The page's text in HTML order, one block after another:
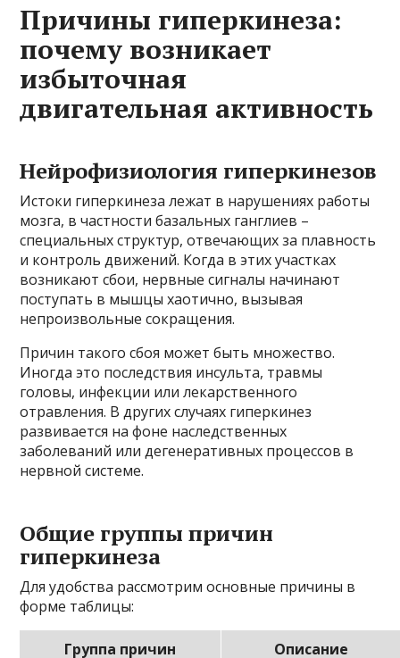
Причины гиперкинеза:
почему возникает
избыточная
двигательная активность
Нейрофизиология гиперкинезов
Истоки гиперкинеза лежат в нарушениях работы
мозга, в частности базальных ганглиев –
специальных структур, отвечающих за плавность
и контроль движений. Когда в этих участках
возникают сбои, нервные сигналы начинают
поступать в мышцы хаотично, вызывая
непроизвольные сокращения.
Причин такого сбоя может быть множество.
Иногда это последствия инсульта, травмы
головы, инфекции или лекарственного
отравления. В других случаях гиперкинез
развивается на фоне наследственных
заболеваний или дегенеративных процессов в
нервной системе.
Общие группы причин
гиперкинеза
Для удобства рассмотрим основные причины в
форме таблицы:
Группа причин Описание